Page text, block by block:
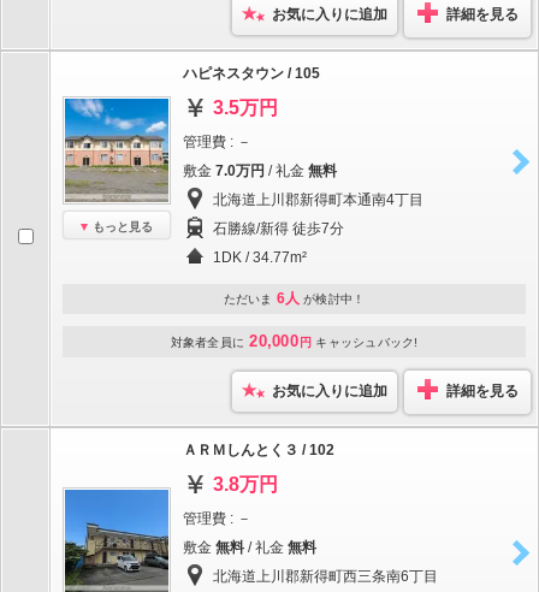
お気に入りに追加 詳細を見る
もっと見る
ハピネスタウン / 105
3.5万円
管理費 : －
敷金 7.0万円 / 礼金 無料
北海道上川郡新得町本通南4丁目
石勝線/新得 徒歩7分
1DK / 34.77m²
ただいま 6人 が検討中！
対象者全員に 20,000 円 キャッシュバック!
お気に入りに追加 詳細を見る
ＡＲＭしんとく３ / 102
3.8万円
管理費 : －
敷金 無料 / 礼金 無料
北海道上川郡新得町西三条南6丁目